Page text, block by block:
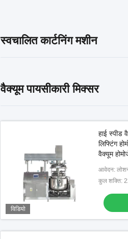
स्वचालित कार्टनिंग मशीन
वैक्यूम पायसीकारी मिक्सर
विडियो
हाई स्पीड
लिफ्टिंग
वैक्यूम
आवेदन:
कुल शक्ति: